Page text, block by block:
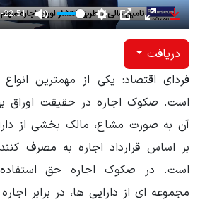
-22:51
Mute Settings
PIP Enter
fullscreen
دریافت
فردای اقتصاد:‌ یکی از مهمترین
است. صکوک اجاره در حقیقت اوراق
آن به صورت مشاع، مالک بخشی از
بر اساس قرارداد اجاره به مصرف
است. در صکوک اجاره حق استفاده
مجموعه ای از دارایی ها، در برابر